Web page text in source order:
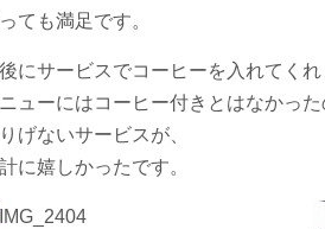
ても満足です。
にサービスでコーヒーを入れてくれ
ニューにはコーヒー付きとはなかっ
げないサービスが、
に嬉しかったです。